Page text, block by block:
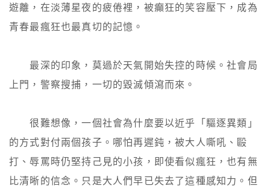
遊離，在淡薄星夜的疲倦裡，被癲狂的笑容壓下，成為
青春最瘋狂也最真切的記憶。
最深的印象，莫過於天氣開始失控的時候。社會局
上門，警察搜捕，一切的毀滅傾瀉而來。
很難想像，一個社會為什麼要以近乎「驅逐異類」
的方式對付兩個孩子。哪怕再遲鈍，被大人嘶吼、毆
打、辱罵時仍堅持己見的小孩，即使看似瘋狂，也有無
比清晰的信念。只是大人們早已失去了這種感知力。但